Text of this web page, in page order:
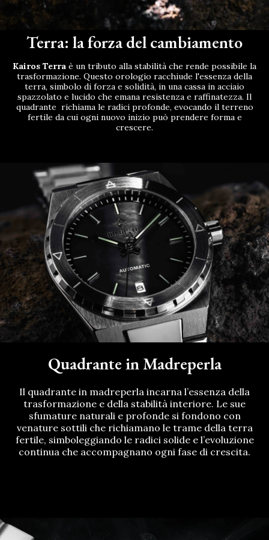
Terra: la forza del cambiamento
Kairos Terra è un tributo alla stabilità che rende possibile la
trasformazione. Questo orologio racchiude l'essenza della
terra, simbolo di forza e solidità, in una cassa in acciaio
spazzolato e lucido che emana resistenza e raffinatezza. Il
quadrante richiama le radici profonde, evocando il terreno
fertile da cui ogni nuovo inizio può prendere forma e
crescere.
Quadrante in Madreperla
Il quadrante in madreperla incarna l’essenza della
trasformazione e della stabilità interiore. Le sue
sfumature naturali e profonde si fondono con
venature sottili che richiamano le trame della terra
fertile, simboleggiando le radici solide e l’evoluzione
continua che accompagnano ogni fase di crescita.